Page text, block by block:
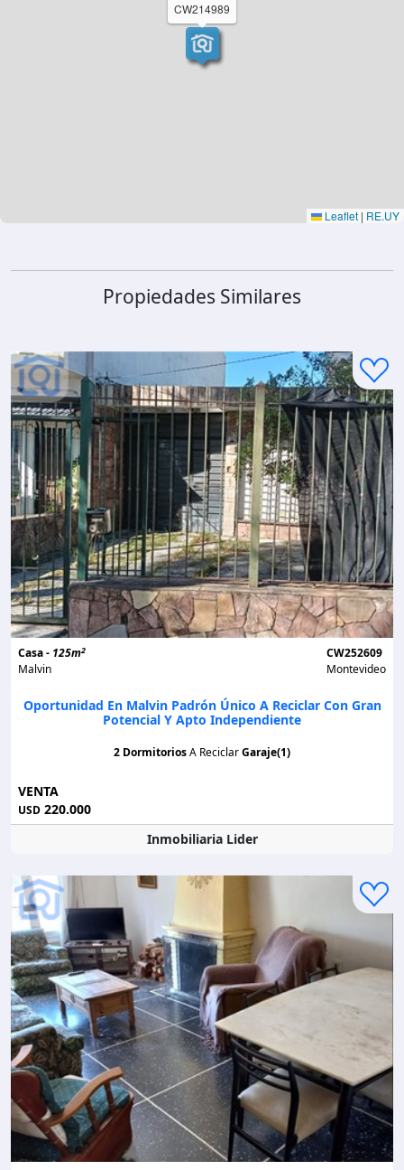
CW214989
Leaflet | RE.UY
Propiedades Similares
Casa - 125m2
Malvin
CW252609
Montevideo
Oportunidad En Malvin Padrón Único A Reciclar Con Gran
Potencial Y Apto Independiente
2 DormitoriosA ReciclarGaraje(1)
VENTA
USD 220.000
Inmobiliaria Lider